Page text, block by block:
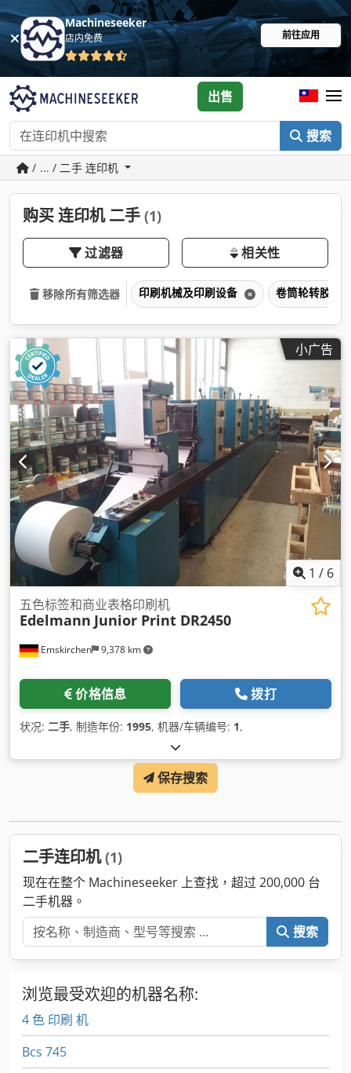
Machineseeker
店内免费 前往应用
搜索
出售
/ ... / 二手 连印机
购买 连印机 二手 (1)
过滤器 相关性
移除所有筛选器 印刷机械及印刷设备 卷筒轮转胶印
小广告
1 / 6
Emskirchen 9,378 km
五色标签和商业表格印刷机
Edelmann Junior Print DR2450
价格信息 拨打
状况: 二手, 制造年份: 1995, 机器/车辆编号: 1,
保存搜索
二手连印机(1)
现在在整个 Machineseeker 上查找，超过 200,000 台
二手机器。
搜索
浏览最受欢迎的机器名称:
4 色 印刷 机
Bcs 745